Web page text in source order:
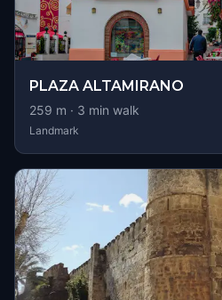
PLAZA ALTAMIRANO
259 m · 3 min walk
Landmark